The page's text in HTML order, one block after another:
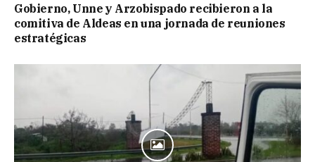
Gobierno, Unne y Arzobispado recibieron a la
comitiva de Aldeas en una jornada de reuniones
estratégicas